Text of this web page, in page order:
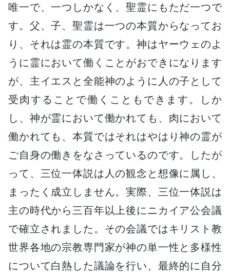
唯一で、一つしかなく、聖霊にもただ一つで
す。父、子、聖霊は一つの本質からなってお
り、それは霊の本質です。神はヤーウェのよ
うに霊において働くことがおできになります
が、主イエスと全能神のように人の子として
受肉することで働くこともできます。しか
し、神が霊において働かれても、肉において
働かれても、本質ではそれはやはり神の霊が
ご自身の働きをなさっているのです。したが
って、三位一体説は人の観念と想像に属し、
まったく成立しません。実際、三位一体説は
主の時代から三百年以上後にニカイア公会議
で確立されました。その会議ではキリスト教
世界各地の宗教専門家が神の単一性と多様性
について白熱した議論を行い、最終的に自分